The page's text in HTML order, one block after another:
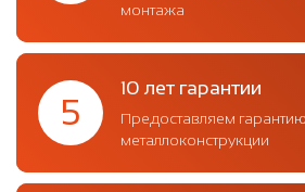
монтажа
5
10 лет гарантии
Предоставляем
металлоконструкции